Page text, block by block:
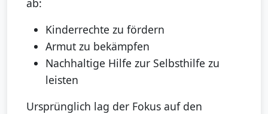
Kinderrechte zu fördern
Armut zu bekämpfen
Nachhaltige Hilfe zur Selbsthilfe zu
leisten
Ursprünglich lag der Fokus auf den